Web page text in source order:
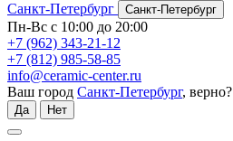
Санкт-Петербург
Санкт-Петербург
Пн-Вс с 10:00 до 20:00
+7 (962) 343-21-12
+7 (812) 985-58-85
info@ceramic-center.ru
Ваш город Санкт-Петербург, верно?
Да Нет